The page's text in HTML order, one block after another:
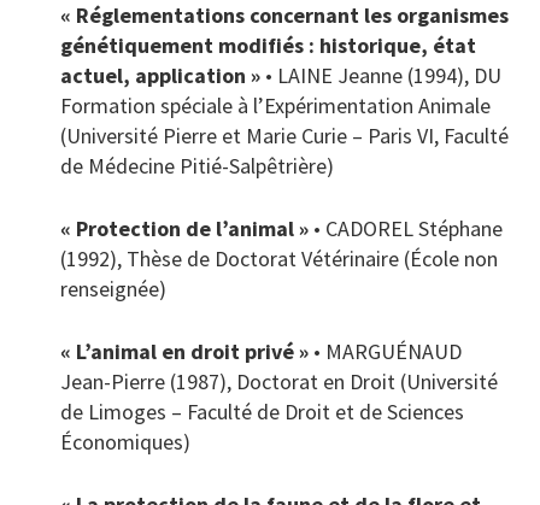
« Réglementations concernant les organismes
génétiquement modifiés : historique, état
actuel, application » • LAINE Jeanne (1994), DU
Formation spéciale à l’Expérimentation Animale
(Université Pierre et Marie Curie – Paris VI, Faculté
de Médecine Pitié-Salpêtrière)
« Protection de l’animal » • CADOREL Stéphane
(1992), Thèse de Doctorat Vétérinaire (École non
renseignée)
« L’animal en droit privé » • MARGUÉNAUD
Jean-Pierre (1987), Doctorat en Droit (Université
de Limoges – Faculté de Droit et de Sciences
Économiques)